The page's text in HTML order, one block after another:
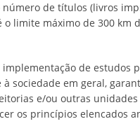
de títulos (livros
limite máximo de 300
de
sociedade em geral,
e/ou outras
os princípios elencados